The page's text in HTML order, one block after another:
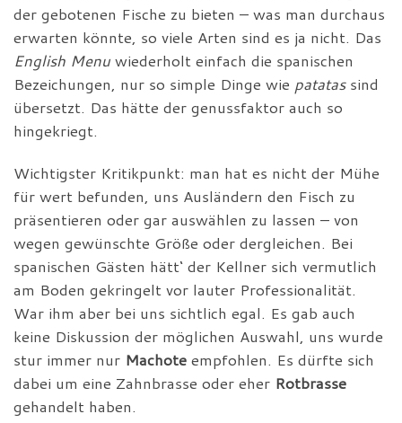
der gebotenen Fische zu bieten – was man durchaus
erwarten könnte, so viele Arten sind es ja nicht. Das
English Menu wiederholt einfach die spanischen
Bezeichungen, nur so simple Dinge wie patatassind
übersetzt. Das hätte der genussfaktor auch so
hingekriegt.
Wichtigster Kritikpunkt: man hat es nicht der Mühe
für wert befunden, uns Ausländern den Fisch zu
präsentieren oder gar auswählen zu lassen – von
wegen gewünschte Größe oder dergleichen. Bei
spanischen Gästen hätt‘ der Kellner sich vermutlich
am Boden gekringelt vor lauter Professionalität.
War ihm aber bei uns sichtlich egal. Es gab auch
keine Diskussion der möglichen Auswahl, uns wurde
stur immer nur Machote empfohlen. Es dürfte sich
dabei um eine Zahnbrasse oder eher Rotbrasse
gehandelt haben.